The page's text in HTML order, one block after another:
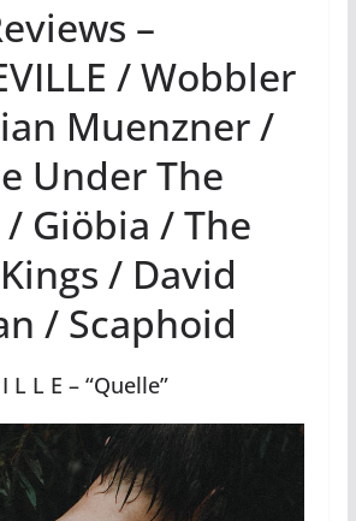
–
/ Wobbler
Muenzner /
Under The
Giöbia / The
/ David
/ Scaphoid
L L E – “Quelle”